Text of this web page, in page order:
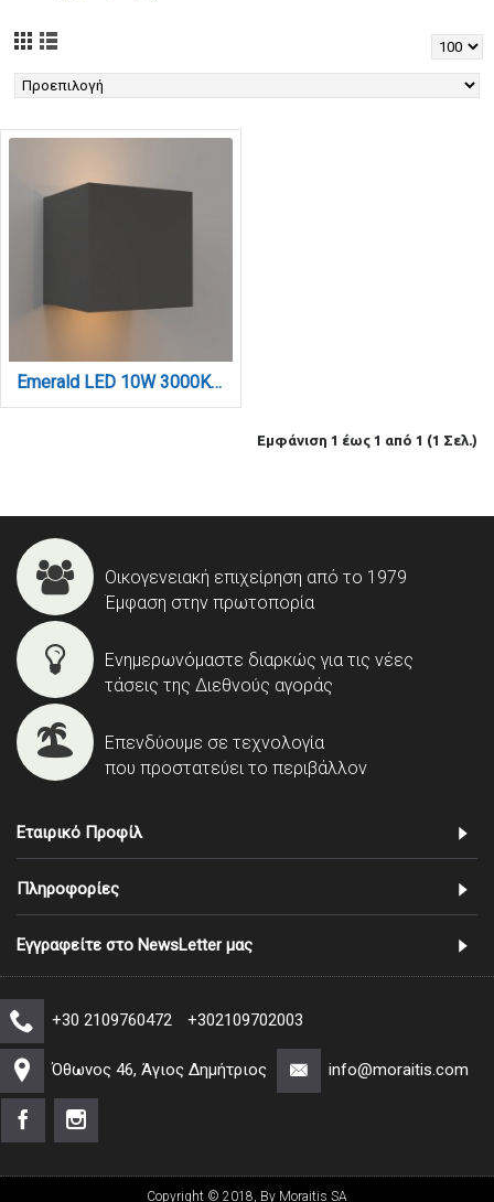
Emerald LED 10W 3000K Outdoor Wall Lamp Anthracite D:9,9cmx9,9cm (80203141)
Εμφάνιση 1 έως 1 από 1 (1 Σελ.)
Οικογενειακή επιχείρηση από το 1979
Έμφαση στην πρωτοπορία
Ενημερωνόμαστε διαρκώς για τις νέες
τάσεις της Διεθνούς αγοράς
Επενδύουμε σε τεχνολογία
που προστατεύει το περιβάλλον
Εταιρικό Προφίλ
Πληροφορίες
Εγγραφείτε στο NewsLetter μας
+30 2109760472 +302109702003
Όθωνος 46, Άγιος Δημήτριος info@moraitis.com
Copyright © 2018, By Moraitis SA